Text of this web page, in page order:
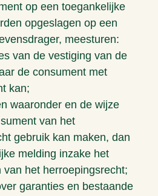
op een toegankelijke
opgeslagen op een
meesturen:
van de vestiging van de
de consument met
kan;
waaronder en de wijze
van het
gebruik kan maken, dan
melding inzake het
van het herroepingsrecht;
garanties en bestaande